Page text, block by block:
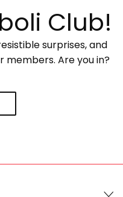
Club!
surprises, and
members. Are you in?